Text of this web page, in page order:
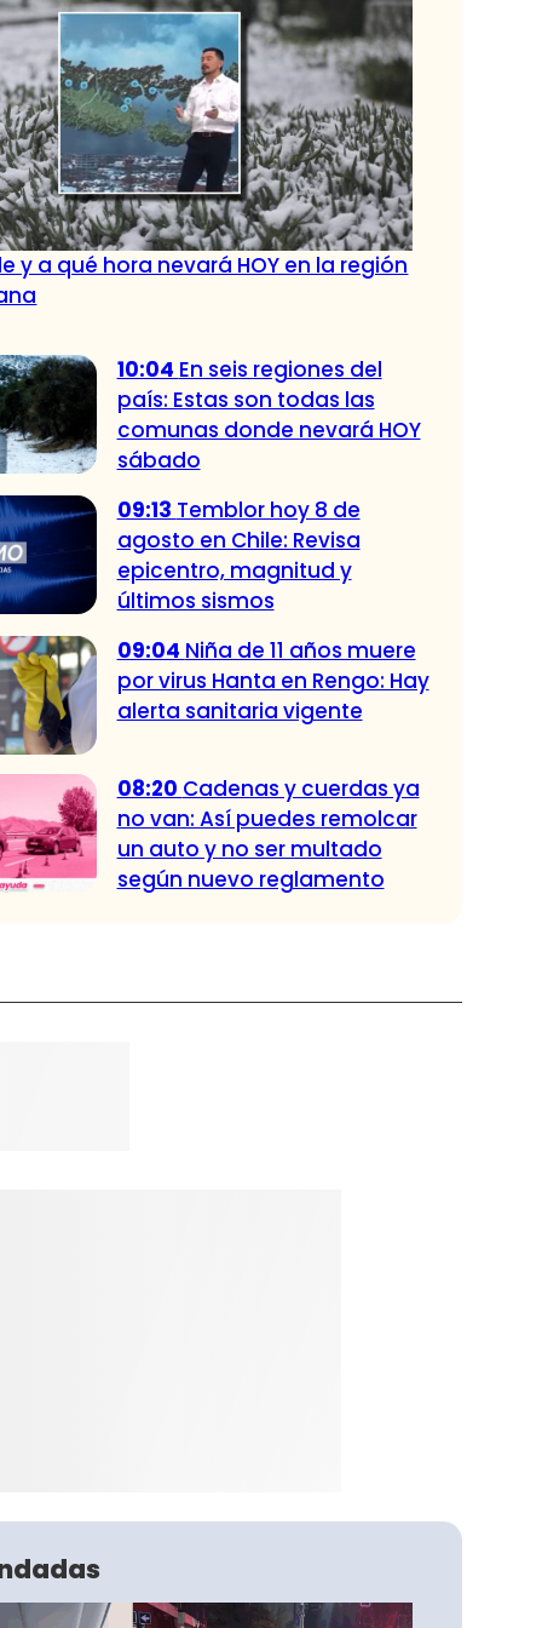
y a qué hora nevará HOY en la región
10:04 En seis regiones del
país: Estas son todas las
comunas donde nevará HOY
sábado
09:13 Temblor hoy 8 de
agosto en Chile: Revisa
epicentro, magnitud y
últimos sismos
09:04 Niña de 11 años muere
por virus Hanta en Rengo: Hay
alerta sanitaria vigente
08:20 Cadenas y cuerdas ya
no van: Así puedes remolcar
un auto y no ser multado
según nuevo reglamento